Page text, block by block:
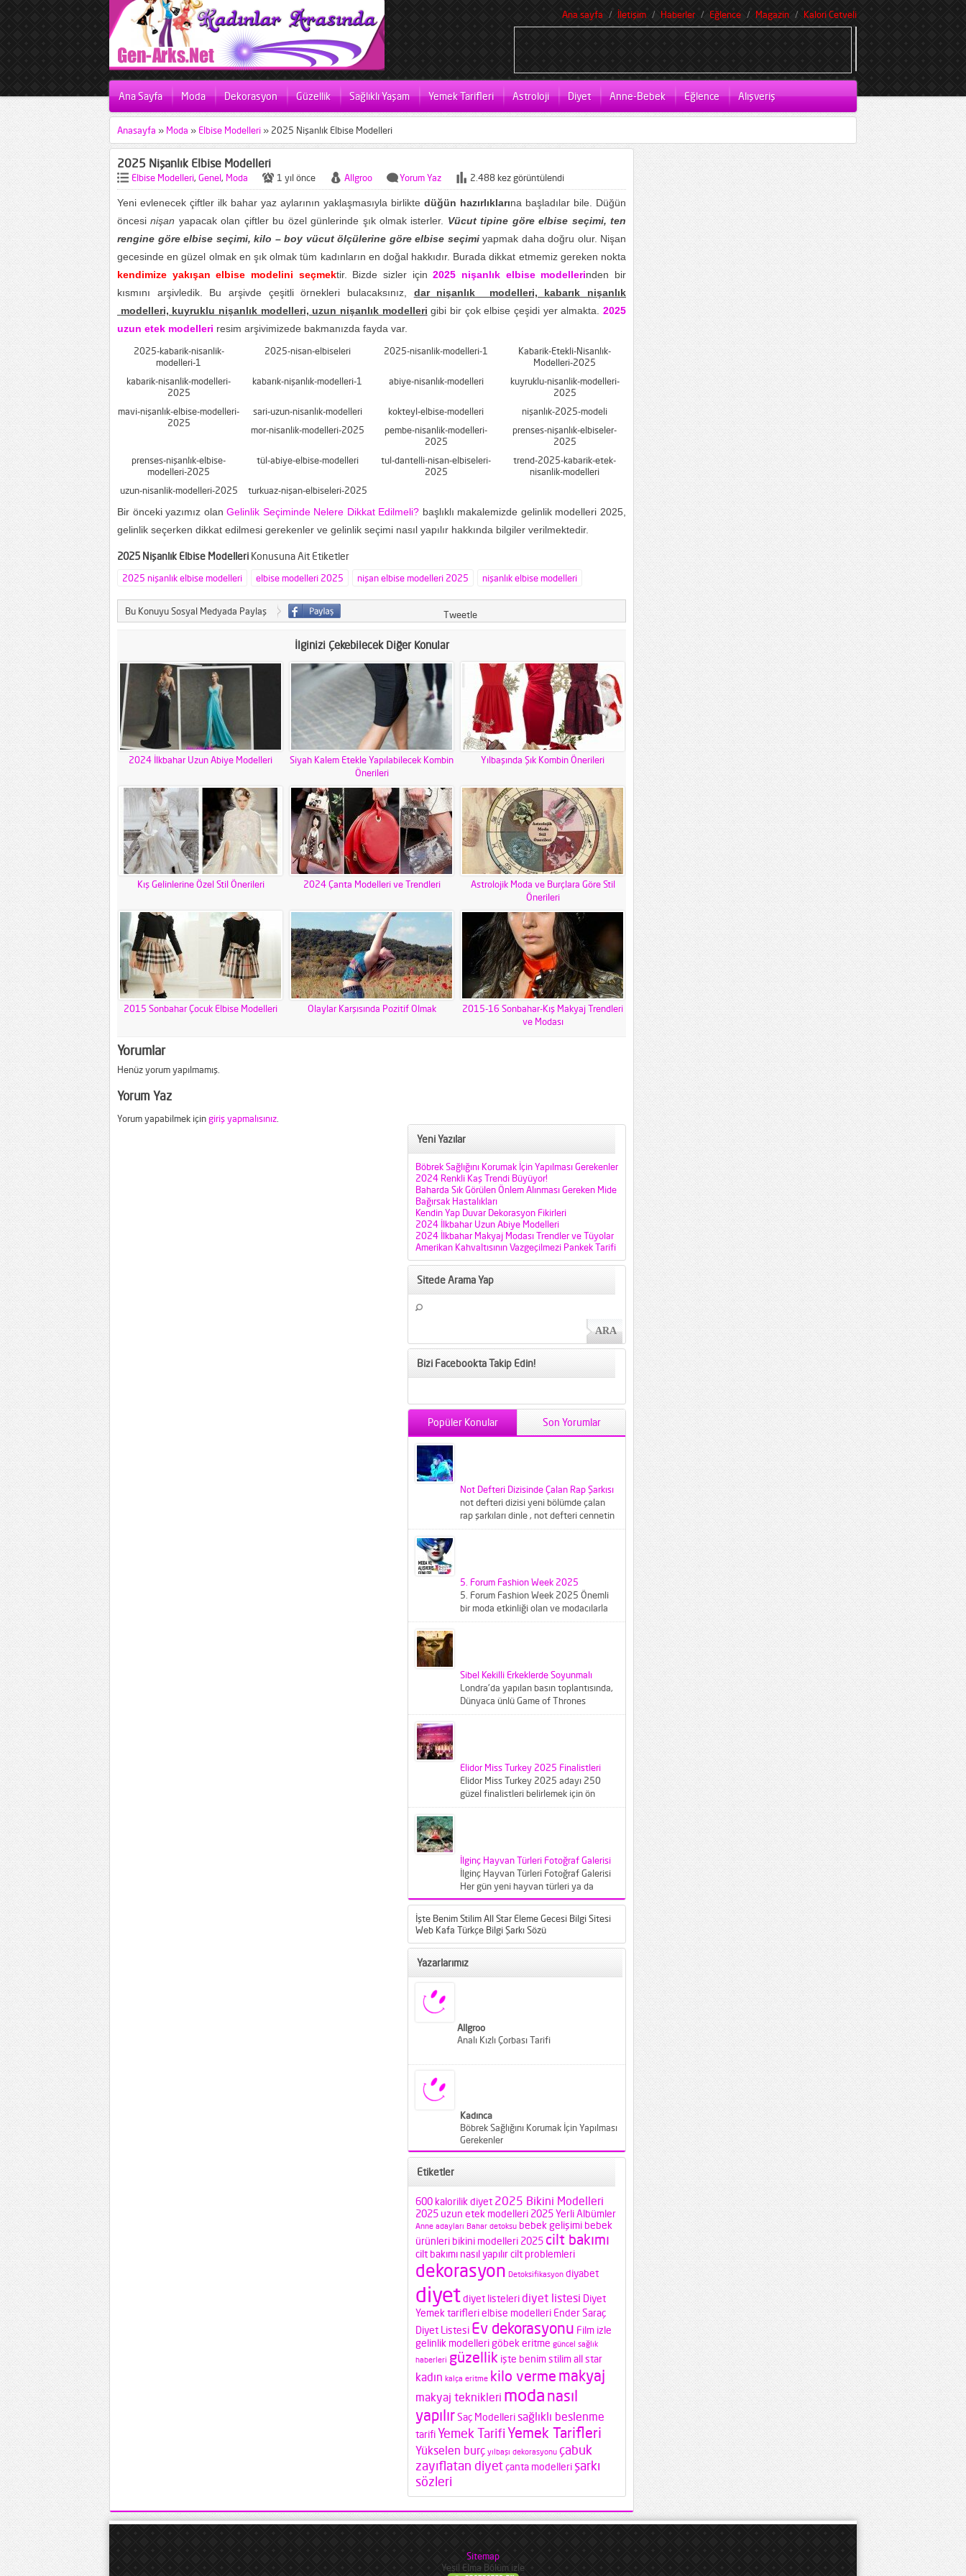
Ana sayfa İletişim Haberler Eğlence Magazin Kalori Cetveli
Ana Sayfa Moda Dekorasyon Güzellik Sağlıklı Yaşam Yemek Tarifleri Astroloji Diyet Anne-Bebek Eğlence Alışveriş
Anasayfa » Moda » Elbise Modelleri » 2025 Nişanlık Elbise Modelleri
2025 Nişanlık Elbise Modelleri
Elbise Modelleri, Genel, Moda 1 yıl önce Allgroo Yorum Yaz 2.488 kez görüntülendi
Yeni evlenecek çiftler ilk bahar yaz aylarının yaklaşmasıyla birlikte düğün hazırlıklarına başladılar bile. Düğün
öncesinişan yapacak olan çiftler bu özel günlerinde şık olmak isterler. Vücut tipine göre elbise seçimi, ten
rengine göre elbise seçimi, kilo – boy vücut ölçülerine göre elbise seçimiyapmak daha doğru olur. Nişan
gecesinde en güzel olmak en şık olmak tüm kadınların en doğal hakkıdır. Burada dikkat etmemiz gereken nokta
kendimize yakışan elbise modelini seçmektir. Bizde sizler için2025 nişanlık elbise modellerinden bir
kısmını arşivledik. Bu arşivde çeşitli örnekleri bulacaksınız, dar nişanlık modelleri, kabarık nişanlık
modelleri, kuyruklu nişanlık modelleri, uzun nişanlık modelleri gibi bir çok elbise çeşidi yer almakta.2025
uzun etek modelleri resim arşivimizede bakmanızda fayda var.
2025-kabarik-nisanlik-
modelleri-1
2025-nisan-elbiseleri 2025-nisanlik-modelleri-1
Kabarik-Etekli-Nisanlık-
Modelleri-2025
kabarik-nisanlik-modelleri-
2025
kabarık-nişanlık-modelleri-1 abiye-nisanlık-modelleri
kuyruklu-nisanlik-modelleri-
2025
mavi-nişanlık-elbise-modelleri-
2025
sari-uzun-nisanlık-modelleri kokteyl-elbise-modelleri
nişanlık-2025-modeli
mor-nisanlik-modelleri-2025
pembe-nisanlik-modelleri-
2025
prenses-nişanlık-elbiseler-
2025
prenses-nişanlık-elbise-
modelleri-2025
tül-abiye-elbise-modelleri
tul-dantelli-nisan-elbiseleri-
2025
trend-2025-kabarik-etek-
nisanlik-modelleri
uzun-nisanlik-modelleri-2025
turkuaz-nişan-elbiseleri-2025
Bir önceki yazımız olanGelinlik Seçiminde Nelere Dikkat Edilmeli? başlıklı makalemizde gelinlik modelleri 2025,
gelinlik seçerken dikkat edilmesi gerekenler ve gelinlik seçimi nasıl yapılır hakkında bilgiler verilmektedir.
2025 Nişanlık Elbise Modelleri Konusuna Ait Etiketler
2025 nişanlık elbise modelleri elbise modelleri 2025 nişan elbise modelleri 2025 nişanlık elbise modelleri
Bu Konuyu Sosyal Medyada Paylaş Tweetle
İlginizi Çekebilecek Diğer Konular
2024 İlkbahar Uzun Abiye Modelleri
Siyah Kalem Etekle Yapılabilecek Kombin
Önerileri
Yılbaşında Şık Kombin Önerileri
Kış Gelinlerine Özel Stil Önerileri 2024 Çanta Modelleri ve Trendleri
Astrolojik Moda ve Burçlara Göre Stil
Önerileri
2015 Sonbahar Çocuk Elbise Modelleri Olaylar Karşısında Pozitif Olmak
2015-16 Sonbahar-Kış Makyaj Trendleri
ve Modası
Yorumlar
Henüz yorum yapılmamış.
Yorum Yaz
Yorum yapabilmek içingiriş yapmalısınız
Yeni Yazılar
Böbrek Sağlığını Korumak İçin Yapılması Gerekenler
2024 Renkli Kaş Trendi Büyüyor!
Baharda Sık Görülen Önlem Alınması Gereken Mide
Bağırsak Hastalıkları
Kendin Yap Duvar Dekorasyon Fikirleri
2024 İlkbahar Uzun Abiye Modelleri
2024 İlkbahar Makyaj Modası Trendler ve Tüyolar
Amerikan Kahvaltısının Vazgeçilmezi Pankek Tarifi
Sitede Arama Yap
Bizi Facebookta Takip Edin!
Popüler Konular Son Yorumlar
Not Defteri Dizisinde Çalan Rap Şarkısı
not defteri dizisi yeni bölümde çalan
rap şarkıları dinle , not defteri cennetin
çocukları şarkısı...
5. Forum Fashion Week 2025
5. Forum Fashion Week 2025 Önemli
bir moda etkinliği olan ve modacılarla
modaseverleri buluşturan Forum
Sibel Kekilli Erkeklerde Soyunmalı
Londra'da yapılan basın toplantısında,
Dünyaca ünlü Game of Thrones
dizisinin ünlü oyuncusu Sibel Kekilliye
Elidor Miss Turkey 2025 Finalistleri
Elidor Miss Turkey 2025 adayı 250
güzel finalistleri belirlemek için ön
elemeye çağırıldı. Crowne Plaza
İlginç Hayvan Türleri Fotoğraf Galerisi
İlginç Hayvan Türleri Fotoğraf Galerisi
Her gün yeni hayvan türleri ya da
bilinen türlerin farklı varyantları
İşte Benim Stilim All Star Eleme Gecesi Bilgi Sitesi
Web Kafa Türkçe Bilgi Şarkı Sözü
Yazarlarımız
Allgroo
Analı Kızlı Çorbası Tarifi
Kadınca
Böbrek Sağlığını Korumak İçin Yapılması
Gerekenler
Etiketler
600 kalorilik diyet 2025 Bikini Modelleri
2025 uzun etek modelleri 2025 Yerli Albümler
Anne adayları Bahar detoksu bebek gelişimi bebek
ürünleri bikini modelleri 2025 cilt bakımı
cilt bakımı nasıl yapılırcilt problemleri
dekorasyon Detoksifikasyon diyabet
diyetdiyet listeleridiyet listesi Diyet
Yemek tariflerielbise modelleri Ender Saraç
Diyet Listesi Ev dekorasyonu Film izle
gelinlik modellerigöbek eritme güncel sağlık
haberleri güzellik işte benim stilim all star
kadın kalça eritme kilo verme makyaj
makyaj teknikleri modanasıl
yapılırSaç Modellerisağlıklı beslenme
tarifiYemek TarifiYemek Tarifleri
Yükselen burç yılbaşı dekorasyonu çabuk
zayıflatan diyetçanta modelleri şarkı
sözleri
seks izle
Sitemap
Yeşil Elma Bölüm izle